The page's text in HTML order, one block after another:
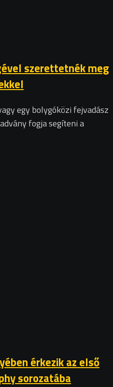
szerettetnék meg
egy bolygóközi fejvadász
fogja segíteni a
érkezik az első
sorozatába